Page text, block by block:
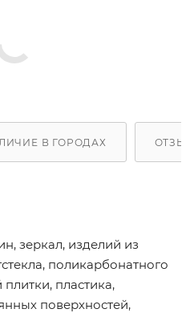
В ГОРОДАХ
зеркал, изделий из
поликарбонатного
пластика,
поверхностей,